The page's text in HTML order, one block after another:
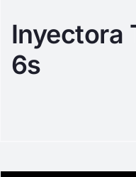
Inyectora
6s